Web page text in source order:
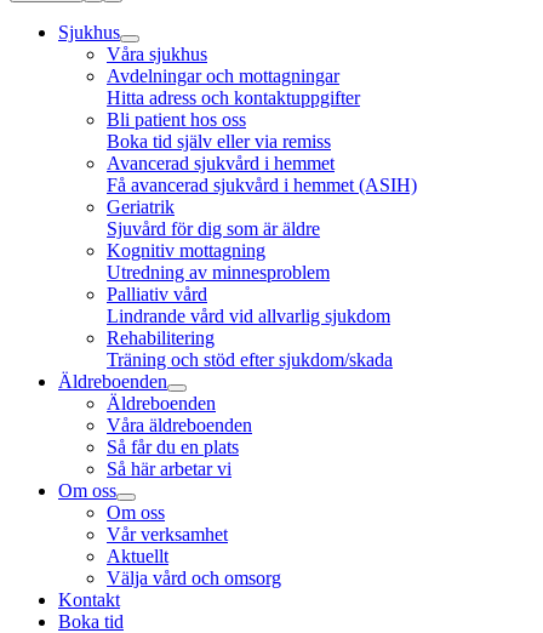
Sjukhus
Våra sjukhus
Avdelningar och mottagningar
Hitta adress och kontaktuppgifter
Bli patient hos oss
Boka tid själv eller via remiss
Avancerad sjukvård i hemmet
Få avancerad sjukvård i hemmet (ASIH)
Geriatrik
Sjuvård för dig som är äldre
Kognitiv mottagning
Utredning av minnesproblem
Palliativ vård
Lindrande vård vid allvarlig sjukdom
Rehabilitering
Träning och stöd efter sjukdom/skada
Äldreboenden
Äldreboenden
Våra äldreboenden
Så får du en plats
Så här arbetar vi
Om oss
Om oss
Vår verksamhet
Aktuellt
Välja vård och omsorg
Kontakt
Boka tid